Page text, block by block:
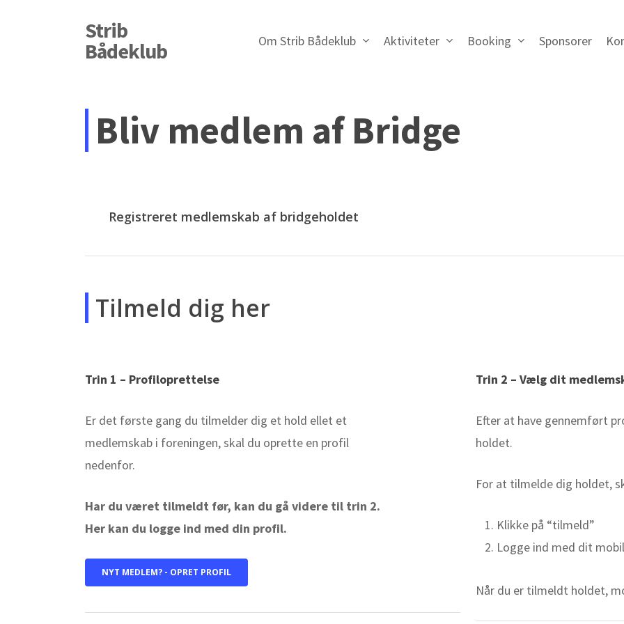
Strib
Bådeklub Om Strib Bådeklub Aktiviteter Booking Sponsorer
Bliv medlem af Bridge
Registreret medlemskab af bridgeholdet
Tilmeld dig her
Trin 1 – Profiloprettelse
Er det første gang du tilmelder dig et hold ellet et
medlemskab i foreningen, skal du oprette en profil
nedenfor.
Har du været tilmeldt før, kan du gå videre til trin 2.
Her kan du logge ind med din profil.
NYT MEDLEM? - OPRET PROFIL
Trin 2 – Vælg dit
Efter at have gennemført
holdet.
For at tilmelde dig holdet,
Klikke på “tilmeld”
Logge ind med dit
Når du er tilmeldt holdet,